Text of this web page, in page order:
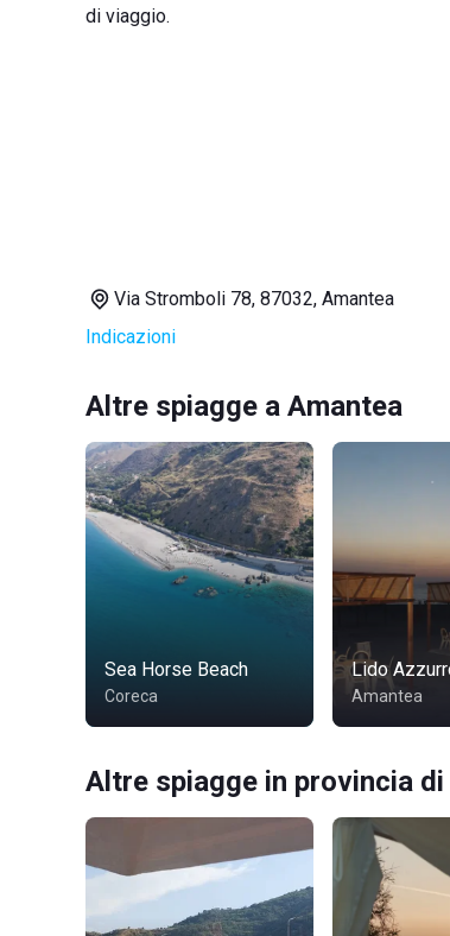
di viaggio.
Via Stromboli 78, 87032, Amantea
Indicazioni
Altre spiagge a Amantea
Sea Horse Beach
Coreca
Lido
Amantea
Altre spiagge in provincia di